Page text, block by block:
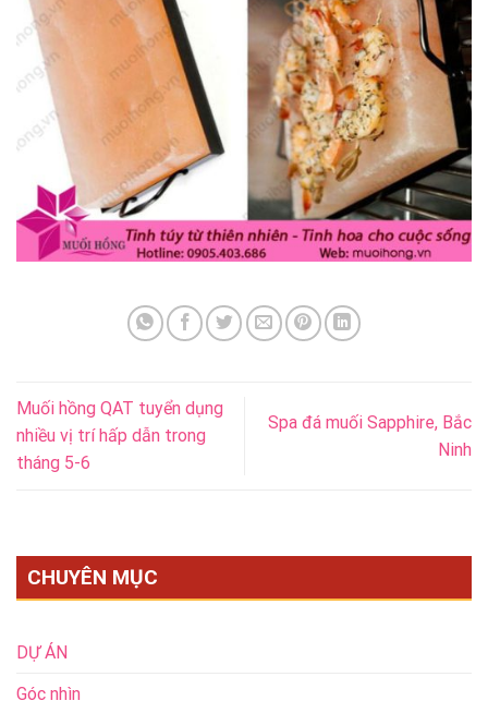
Muối hồng QAT tuyển dụng
nhiều vị trí hấp dẫn trong
tháng 5-6
Spa đá muối Sapphire, Bắc
Ninh
CHUYÊN MỤC
DỰ ÁN
Góc nhìn